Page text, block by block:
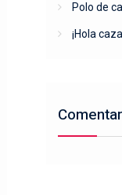
Polo de
¡Hola